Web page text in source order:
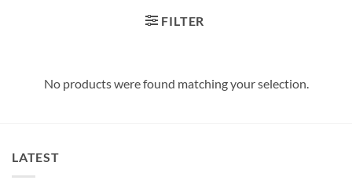
FILTER
No products were found matching your selection.
LATEST